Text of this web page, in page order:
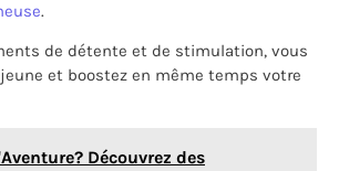
.
de détente et de stimulation, vous
et boostez en même temps votre
Découvrez des